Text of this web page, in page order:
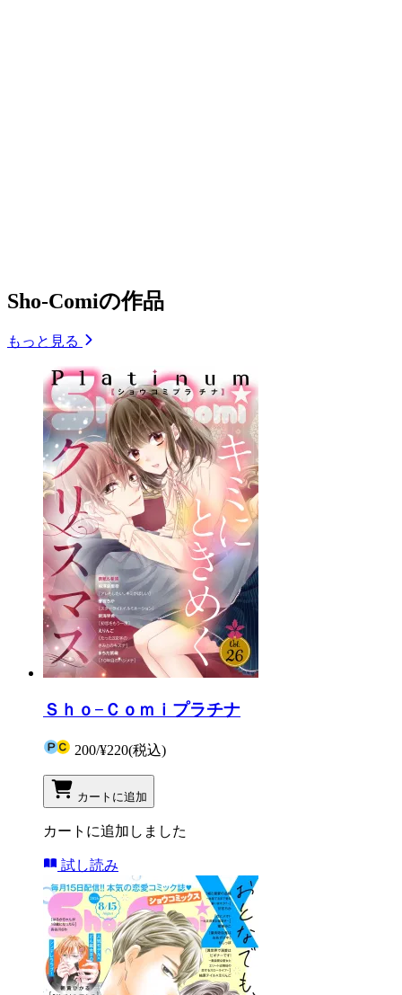
Sho-Comiの作品
もっと見る
Ｓｈｏ−Ｃｏｍｉプラチナ
200/¥220(税込)
カートに追加
カートに追加しました
試し読み